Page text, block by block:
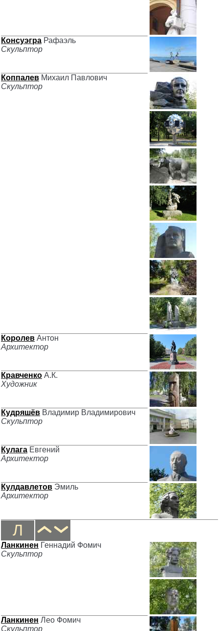
Консуэгра Рафаэль
Скульптор
Коппалев Михаил Павлович
Скульптор
Королев Антон
Архитектор
Кравченко А.К.
Художник
Кудряшёв Владимир Владимирович
Скульптор
Кулага Евгений
Архитектор
Кулдавлетов Эмиль
Архитектор
Л
Ланкинен Геннадий Фомич
Скульптор
Ланкинен Лео Фомич
Скульптор